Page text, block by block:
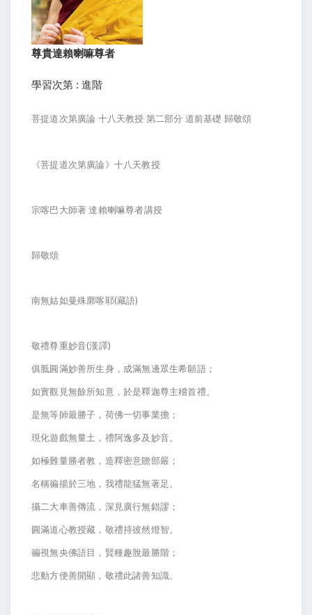
尊貴達賴喇嘛尊者
學習次第 : 進階
菩提道次第廣論 十八天教授 第二部分 道前基礎 歸敬頌
《菩提道次第廣論》十八天教授
宗喀巴大師著 達賴喇嘛尊者講授
歸敬頌
南無姑如曼殊廓喀耶(藏語)
敬禮尊重妙音(漢譯)
俱胝圓滿妙善所生身，成滿無邊眾生希願語；
如實觀見無餘所知意，於是釋迦尊主稽首禮。
是無等師最勝子，荷佛一切事業擔；
現化遊戲無量土，禮阿逸多及妙音。
如極難量勝者教，造釋密意贍部嚴；
名稱徧揚於三地，我禮龍猛無著足。
攝二大車善傳流，深見廣行無錯謬；
圓滿道心教授藏，敬禮持彼然燈智。
徧視無央佛語目，賢種趣脫最勝階；
悲動方便善開顯，敬禮此諸善知識。